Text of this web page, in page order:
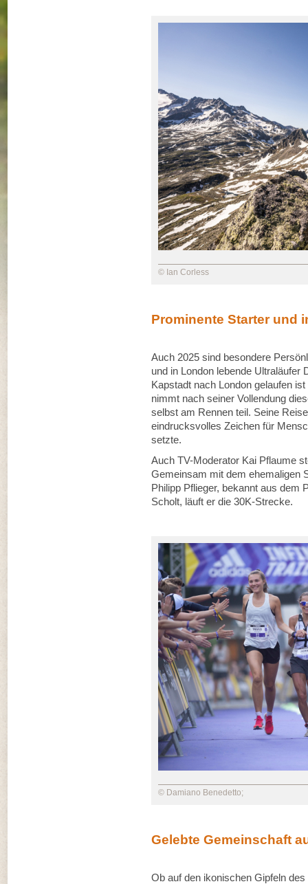
© Ian Corless
Prominente Starter und
Auch 2025 sind besondere
und in London lebende
Kapstadt nach London gelaufen
nimmt nach seiner Vollendung
selbst am Rennen teil. Seine
eindrucksvolles Zeichen für
setzte.
Auch TV-Moderator Kai Pflaume
Gemeinsam mit dem ehemaligen
Philipp Pflieger, bekannt aus dem
Scholt, läuft er die 30K-Strecke.
© Damiano Benedetto;
Gelebte Gemeinschaft
Ob auf den ikonischen Gipfeln